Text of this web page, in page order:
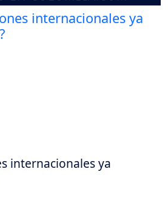
internacionales ya